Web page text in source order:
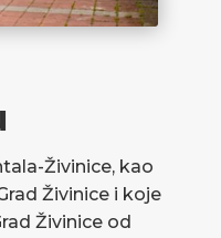
Živinice, kao
Živinice i koje
Živinice od